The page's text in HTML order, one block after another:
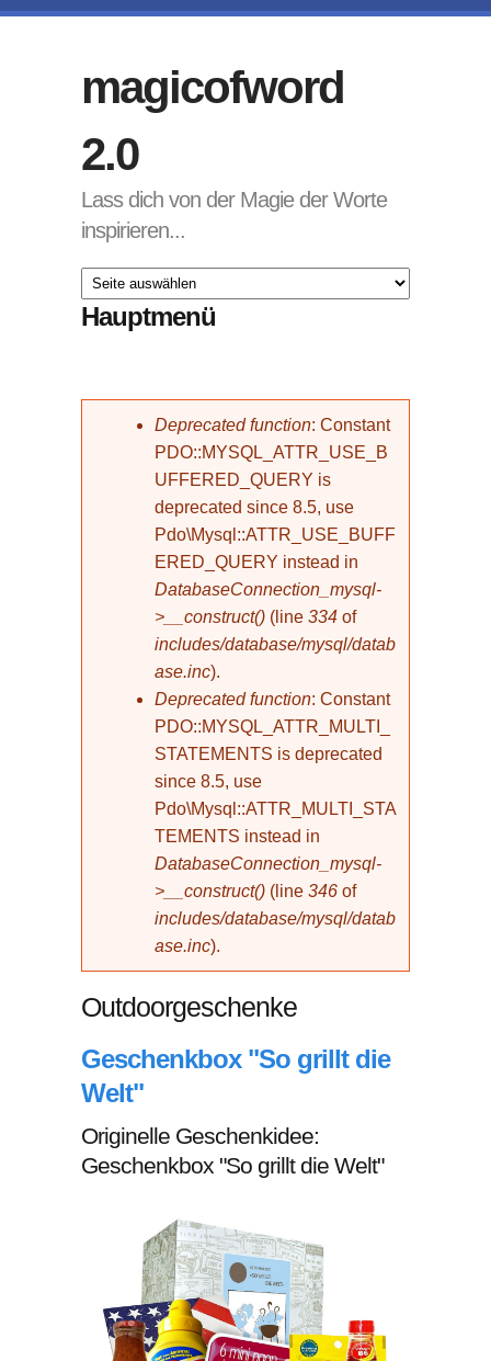
magicofword
2.0
Lass dich von der Magie der Worte
inspirieren...
Hauptmenü
Fehlermeldung
Deprecated function: Constant
PDO::MYSQL_ATTR_USE_B
UFFERED_QUERY is
deprecated since 8.5, use
Pdo\Mysql::ATTR_USE_BUFF
ERED_QUERY instead in
DatabaseConnection_mysql-
>__construct() (line 334 of
includes/database/mysql/datab
ase.inc).
Deprecated function: Constant
PDO::MYSQL_ATTR_MULTI_
STATEMENTS is deprecated
since 8.5, use
Pdo\Mysql::ATTR_MULTI_STA
TEMENTS instead in
DatabaseConnection_mysql-
>__construct() (line 346 of
includes/database/mysql/datab
ase.inc).
Outdoorgeschenke
Geschenkbox "So grillt die
Welt"
Originelle Geschenkidee:
Geschenkbox "So grillt die Welt"